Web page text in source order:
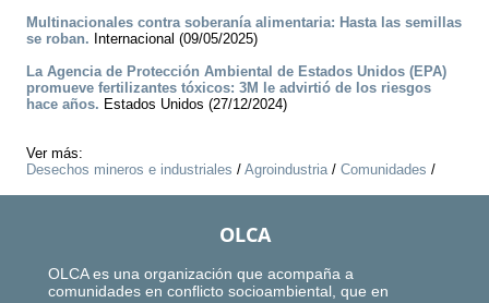
Multinacionales contra soberanía alimentaria: Hasta las semillas
se roban. Internacional (09/05/2025)
La Agencia de Protección Ambiental de Estados Unidos (EPA)
promueve fertilizantes tóxicos: 3M le advirtió de los riesgos
hace años. Estados Unidos (27/12/2024)
Ver más:
Desechos mineros e industriales / Agroindustria/ Comunidades /
OLCA
OLCA es una organización que acompaña a
comunidades en conflicto socioambiental, que en